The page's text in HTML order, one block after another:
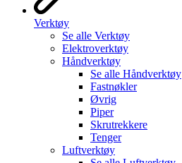
Verktøy
Se alle Verktøy
Elektroverktøy
Håndverktøy
Se alle Håndverktøy
Fastnøkler
Øvrig
Piper
Skrutrekkere
Tenger
Luftverktøy